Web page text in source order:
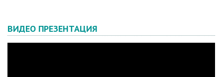
ВИДЕО ПРЕЗЕНТАЦИЯ